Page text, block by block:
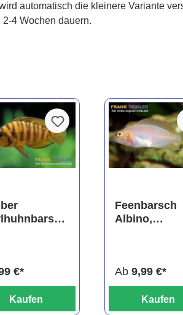
automatisch die kleinere Variante
4 Wochen dauern.
5 Sternen
€*
Kaufen
Feenbarsch
Albino,
Ab 9,99 €*
Kaufen